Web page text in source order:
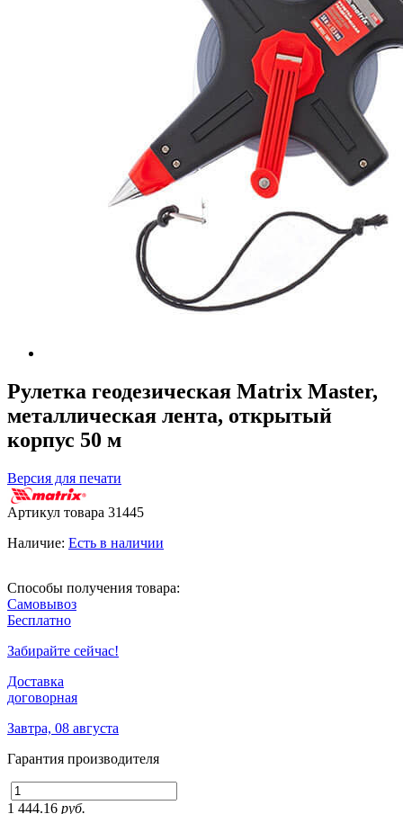
Рулетка геодезическая Matrix Master,
металлическая лента, открытый
корпус 50 м
Версия для печати
Артикул товара 31445
Наличие: Есть в наличии
Способы получения товара:
Самовывоз
Бесплатно
Забирайте сейчас!
Доставка
договорная
Завтра, 08 августа
Гарантия производителя
1 444.16 руб.